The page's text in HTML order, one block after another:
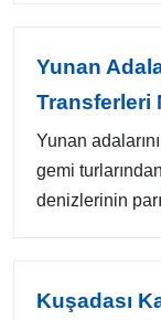
Yunan
Transferleri
Yunan
gemi
denizlerinin
Kuşadası